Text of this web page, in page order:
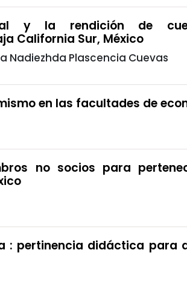
y la rendición de
California Sur, México
Nadiezhda Plascencia Cuevas
en las facultades de
no socios para
: pertinencia didáctica para